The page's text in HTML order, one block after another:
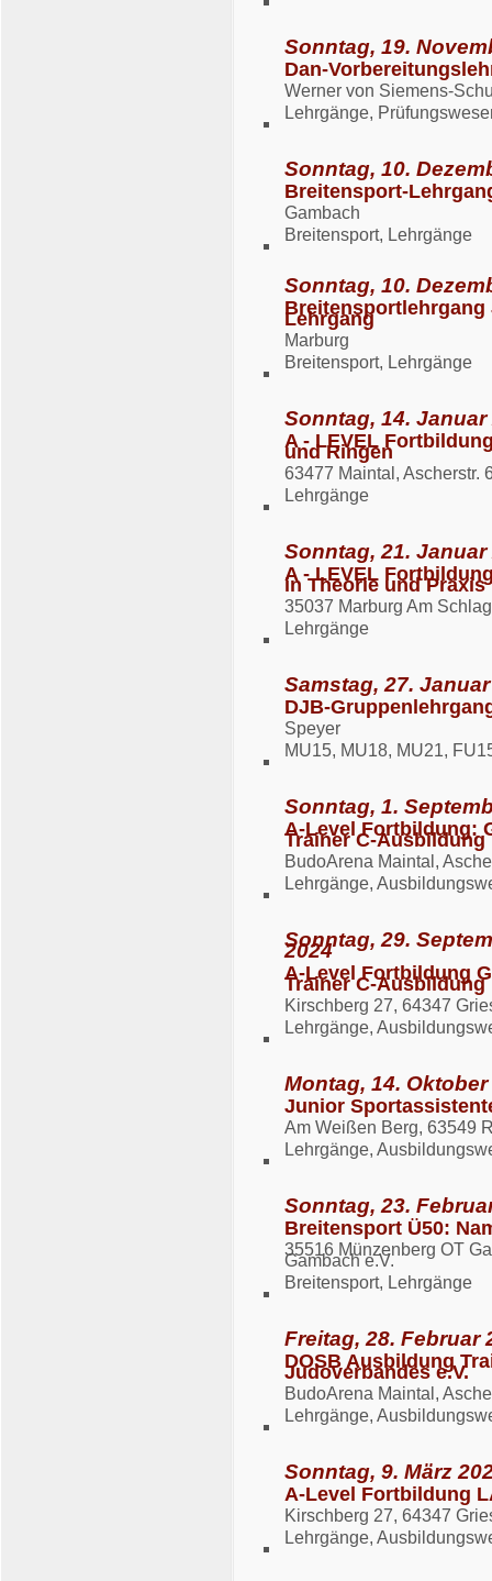
Sonntag, 19.
Dan-
Werner von Siemens-
Lehrgänge,
Sonntag, 10.
Breitensport-
Gambach
Breitensport, Lehrgänge
Sonntag, 10.
Lehrgang
Marburg
Breitensport, Lehrgänge
Sonntag, 14.
A - LEVEL
und Ringen
63477 Maintal, Ascherstr.
Lehrgänge
Sonntag, 21.
A - LEVEL
in Theorie und Praxis
35037 Marburg Am
Lehrgänge
Samstag, 27.
DJB-
Speyer
MU15, MU18, MU21,
Sonntag, 1.
A-Level Fortbildung:
Trainer C-Ausbildung
BudoArena Maintal,
Lehrgänge,
Sonntag, 29.
2024
A-Level Fortbildung
Trainer C-Ausbildung
Kirschberg 27, 64347
Lehrgänge,
Montag, 14.
Junior
Am Weißen Berg, 63549
Lehrgänge,
Sonntag, 23.
Breitensport Ü50:
35516 Münzenberg OT
Gambach e.V.
Breitensport, Lehrgänge
Freitag, 28. Februar
DOSB Ausbildung
Judoverbandes e.V.
BudoArena Maintal,
Lehrgänge,
Sonntag, 9. März
A-Level Fortbildung
Kirschberg 27, 64347
Lehrgänge,